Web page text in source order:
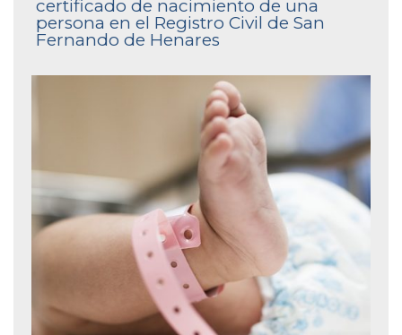
certificado de nacimiento de una
persona en el Registro Civil de San
Fernando de Henares